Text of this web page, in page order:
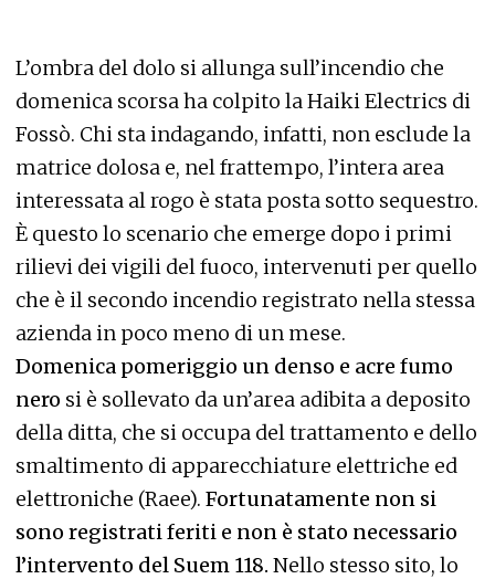
L’ombra del dolo si allunga sull’incendio che
domenica scorsa ha colpito la Haiki Electrics di
Fossò. Chi sta indagando, infatti, non esclude la
matrice dolosa e, nel frattempo, l’intera area
interessata al rogo è stata posta sotto sequestro.
È questo lo scenario che emerge dopo i primi
rilievi dei vigili del fuoco, intervenuti per quello
che è il secondo incendio registrato nella stessa
azienda in poco meno di un mese.
Domenica pomeriggio un denso e acre fumo
nero si è sollevato da un’area adibita a deposito
della ditta, che si occupa del trattamento e dello
smaltimento di apparecchiature elettriche ed
elettroniche (Raee). Fortunatamente non si
sono registrati feriti e non è stato necessario
l’intervento del Suem 118. Nello stesso sito, lo